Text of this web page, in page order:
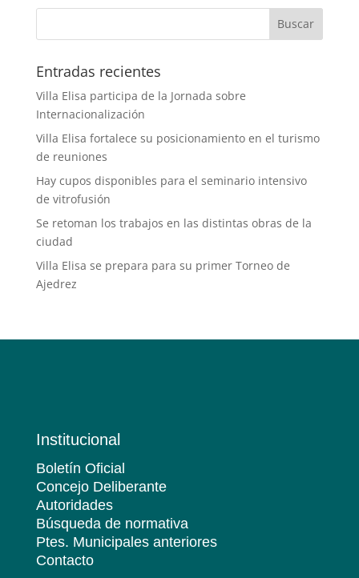
Entradas recientes
Villa Elisa participa de la Jornada sobre
Internacionalización
Villa Elisa fortalece su posicionamiento en el turismo
de reuniones
Hay cupos disponibles para el seminario intensivo
de vitrofusión
Se retoman los trabajos en las distintas obras de la
ciudad
Villa Elisa se prepara para su primer Torneo de
Ajedrez
Institucional
Boletín Oficial
Concejo Deliberante
Autoridades
Búsqueda de normativa
Ptes. Municipales anteriores
Contacto